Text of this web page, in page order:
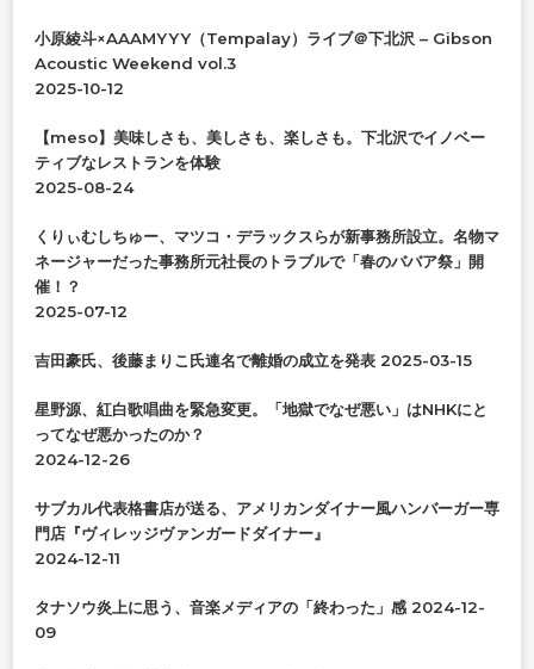
す
か
小原綾斗×AAAMYYY（Tempalay）ライブ＠下北沢 – Gibson
Acoustic Weekend vol.3
2025-10-12
【meso】美味しさも、美しさも、楽しさも。下北沢でイノベー
ティブなレストランを体験
2025-08-24
くりぃむしちゅー、マツコ・デラックスらが新事務所設立。名物マ
ネージャーだった事務所元社長のトラブルで「春のババア祭」開
催！？
2025-07-12
吉田豪氏、後藤まりこ氏連名で離婚の成立を発表 2025-03-15
星野源、紅白歌唱曲を緊急変更。「地獄でなぜ悪い」はNHKにと
ってなぜ悪かったのか？
2024-12-26
サブカル代表格書店が送る、アメリカンダイナー風ハンバーガー専
門店『ヴィレッジヴァンガードダイナー』
2024-12-11
タナソウ炎上に思う、音楽メディアの「終わった」感 2024-12-
09